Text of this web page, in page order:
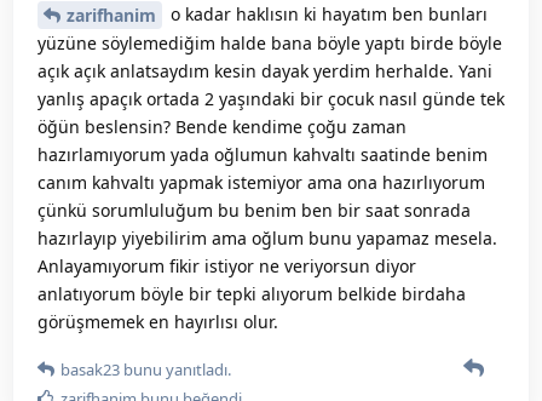
zarifhanim
o kadar haklısın ki hayatım ben bunları
yüzüne söylemediğim halde bana böyle yaptı birde böyle
açık açık anlatsaydım kesin dayak yerdim herhalde. Yani
yanlış apaçık ortada 2 yaşındaki bir çocuk nasıl günde tek
öğün beslensin? Bende kendime çoğu zaman
hazırlamıyorum yada oğlumun kahvaltı saatinde benim
canım kahvaltı yapmak istemiyor ama ona hazırlıyorum
çünkü sorumluluğum bu benim ben bir saat sonrada
hazırlayıp yiyebilirim ama oğlum bunu yapamaz mesela.
Anlayamıyorum fikir istiyor ne veriyorsun diyor
anlatıyorum böyle bir tepki alıyorum belkide birdaha
görüşmemek en hayırlısı olur.
basak23 bunu yanıtladı.